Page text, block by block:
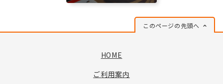
このページの先頭へ
HOME
ご利用案内